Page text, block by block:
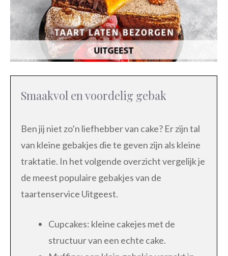
Smaakvol en voordelig gebak
Ben jij niet zo’n liefhebber van cake? Er zijn tal
van kleine gebakjes die te geven zijn als kleine
traktatie. In het volgende overzicht vergelijk je
de meest populaire gebakjes van de
taartenservice Uitgeest.
Cupcakes: kleine cakejes met de
structuur van een echte cake.